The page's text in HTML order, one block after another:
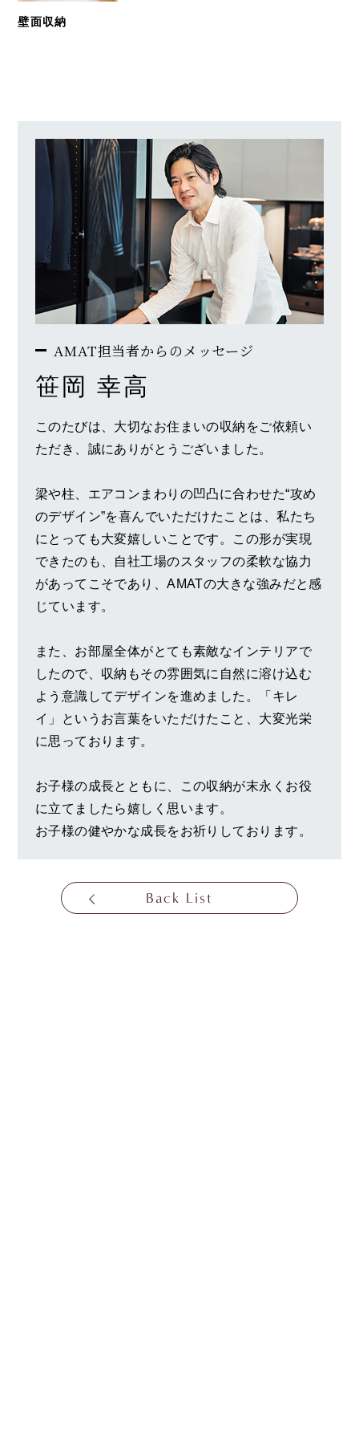
壁面収納
AMAT担当者からのメッセージ
笹岡 幸高
このたびは、大切なお住まいの収納をご依頼い
ただき、誠にありがとうございました。
梁や柱、エアコンまわりの凹凸に合わせた“攻め
のデザイン”を喜んでいただけたことは、私たち
にとっても大変嬉しいことです。この形が実現
できたのも、自社工場のスタッフの柔軟な協力
があってこそであり、AMATの大きな強みだと感
じています。
また、お部屋全体がとても素敵なインテリアで
したので、収納もその雰囲気に自然に溶け込む
よう意識してデザインを進めました。「キレ
イ」というお言葉をいただけたこと、大変光栄
に思っております。
お子様の成長とともに、この収納が末永くお役
に立てましたら嬉しく思います。
お子様の健やかな成長をお祈りしております。
Back List